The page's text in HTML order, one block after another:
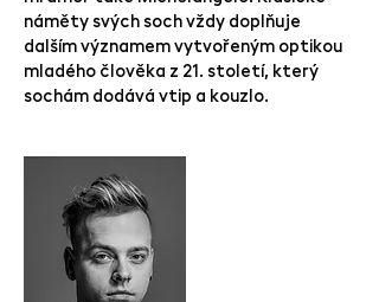
náměty svých soch vždy doplňuje
dalším významem vytvořeným optikou
mladého člověka z 21. století, který
sochám dodává vtip a kouzlo.